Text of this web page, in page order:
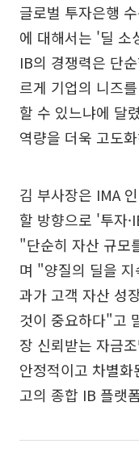
글로벌 투자은행
에 대해서는 '딜 소
IB의 경쟁력은 단
르게 기업의 니즈
할 수 있느냐에 달
역량을 더욱 고도
김 부사장은 IMA
할 방향으로 '투자
"단순히 자산 규모
며 "양질의 딜을
과가 고객 자산 성
것이 중요하다"고
장 신뢰받는 자금
안정적이고 차별
고의 종합 IB 플랫